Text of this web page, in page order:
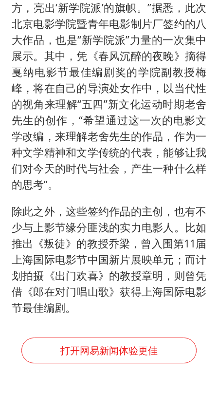
方，亮出‘新学院派’的旗帜。”据悉，此次
北京电影学院暨青年电影制片厂签约的八
大作品，也是“新学院派”力量的一次集中
展示。其中，凭《春风沉醉的夜晚》摘得
戛纳电影节最佳编剧奖的学院副教授梅
峰，将在自己的导演处女作中，以当代性
的视角来理解“五四”新文化运动时期老舍
先生的创作，“希望通过这一次的电影文
学改编，来理解老舍先生的作品，作为一
种文学精神和文学传统的代表，能够让我
们对今天的时代与社会，产生一种什么样
的思考”。
除此之外，这些签约作品的主创，也有不
少与上影节缘分匪浅的实力电影人。比如
推出《叛徒》的教授乔梁，曾入围第11届
上海国际电影节中国新片展映单元；而计
划拍摄《出门欢喜》的教授章明，则曾凭
借《郎在对门唱山歌》获得上海国际电影
节最佳编剧。
打开网易新闻体验更佳